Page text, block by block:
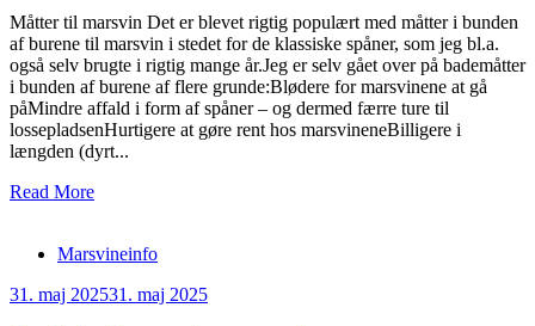
Måtter til marsvin Det er blevet rigtig populært med måtter i bunden
af burene til marsvin i stedet for de klassiske spåner, som jeg bl.a.
også selv brugte i rigtig mange år.Jeg er selv gået over på bademåtter
i bunden af burene af flere grunde:Blødere for marsvinene at gå
påMindre affald i form af spåner – og dermed færre ture til
lossepladsenHurtigere at gøre rent hos marsvineneBilligere i
længden (dyrt...
Read More
Marsvineinfo
31. maj 202531. maj 2025